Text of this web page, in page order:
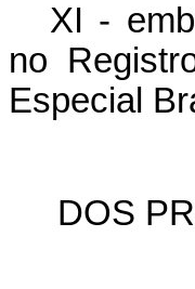
XI -
no
Especial
DOS